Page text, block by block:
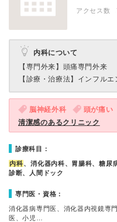
アクセス数
内科について
【専門外来】 頭痛専門外来
【診療・治療法】 インフルエ
脳神経外科 頭が痛い
清潔感のあるクリニック
診療科目：
内科、消化器内科、胃腸科、糖尿
診断、人間ドック
専門医・資格：
消化器病専門医、消化器内視鏡専
医、小児…